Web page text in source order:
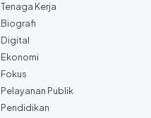
Tenaga Kerja
Biografi
Digital
Ekonomi
Fokus
Pelayanan Publik
Pendidikan